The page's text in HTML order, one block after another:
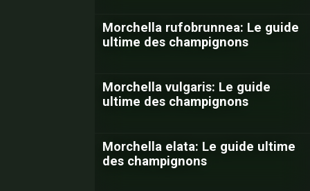
Morchella rufobrunnea: Le guide
ultime des champignons
Morchella vulgaris: Le guide
ultime des champignons
Morchella elata: Le guide ultime
des champignons